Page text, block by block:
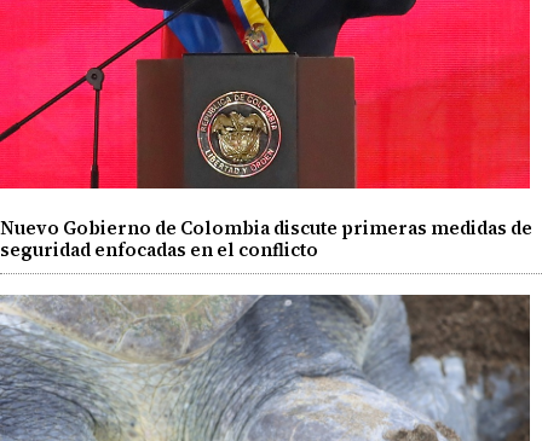
Nuevo Gobierno de Colombia discute primeras medidas de
seguridad enfocadas en el conflicto